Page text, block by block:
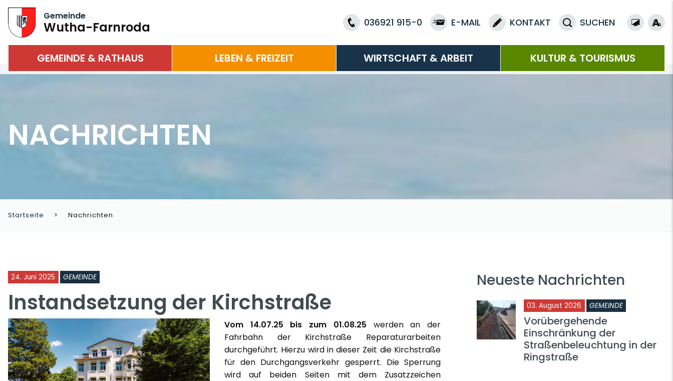
Gemeinde
Wutha-Farnroda 036921 915-0 E-MAIL KONTAKT SUCHEN
GEMEINDE & RATHAUS LEBEN & FREIZEIT WIRTSCHAFT & ARBEIT KULTUR & TOURISMUS
NACHRICHTEN
Startseite Nachrichten
24. Juni 2025 GEMEINDE
Instandsetzung der Kirchstraße
Vom 14.07.25 bis zum 01.08.25 werden an der
Fahrbahn der Kirchstraße Reparaturarbeiten
durchgeführt. Hierzu wird in dieser Zeit die Kirchstraße
für den Durchgangsverkehr gesperrt. Die Sperrung
wird auf beiden Seiten mit dem Zusatzzeichen
Neueste Nachrichten
03. August 2026 GEMEINDE
Vorübergehende
Einschränkung der
Straßenbeleuchtung in der
Ringstraße